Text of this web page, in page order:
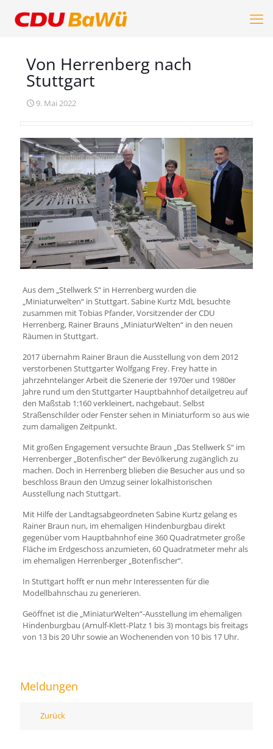
Von Herrenberg nach
Stuttgart
9. Mai 2022
Aus dem „Stellwerk S“ in Herrenberg wurden die
„Miniaturwelten“ in Stuttgart. Sabine Kurtz MdL besuchte
zusammen mit Tobias Pfander, Vorsitzender der CDU
Herrenberg, Rainer Brauns „MiniaturWelten“ in den neuen
Räumen in Stuttgart.
2017 übernahm Rainer Braun die Ausstellung von dem 2012
verstorbenen Stuttgarter Wolfgang Frey. Frey hatte in
jahrzehntelanger Arbeit die Szenerie der 1970er und 1980er
Jahre rund um den Stuttgarter Hauptbahnhof detailgetreu auf
den Maßstab 1:160 verkleinert, nachgebaut. Selbst
Straßenschilder oder Fenster sehen in Miniaturform so aus wie
zum damaligen Zeitpunkt.
Mit großen Engagement versuchte Braun „Das Stellwerk S“ im
Herrenberger „Botenfischer“ der Bevölkerung zugänglich zu
machen. Doch in Herrenberg blieben die Besucher aus und so
beschloss Braun den Umzug seiner lokalhistorischen
Ausstellung nach Stuttgart.
Mit Hilfe der Landtagsabgeordneten Sabine Kurtz gelang es
Rainer Braun nun, im ehemaligen Hindenburgbau direkt
gegenüber vom Hauptbahnhof eine 360 Quadratmeter große
Fläche im Erdgeschoss anzumieten, 60 Quadratmeter mehr als
im ehemaligen Herrenberger „Botenfischer“.
In Stuttgart hofft er nun mehr Interessenten für die
Modellbahnschau zu generieren.
Geöffnet ist die „MiniaturWelten“-Ausstellung im ehemaligen
Hindenburgbau (Arnulf-Klett-Platz 1 bis 3) montags bis freitags
von 13 bis 20 Uhr sowie an Wochenenden von 10 bis 17 Uhr.
Meldungen
Zurück